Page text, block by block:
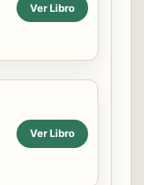
Ver Libro
Ver Libro